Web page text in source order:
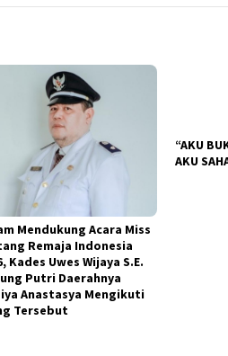
Mendukung Acara Miss
Remaja Indonesia
Kades Uwes Wijaya S.E.
Putri Daerahnya
Anastasya Mengikuti
Tersebut